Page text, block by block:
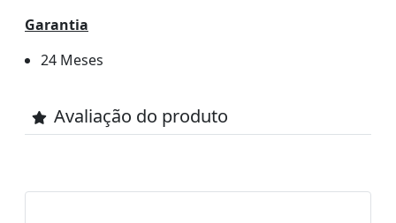
Garantia
24 Meses
Avaliação do produto